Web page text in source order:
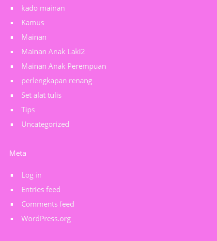
kado mainan
Kamus
Mainan
Mainan Anak Laki2
Mainan Anak Perempuan
perlengkapan renang
Set alat tulis
Tips
Uncategorized
Meta
Log in
Entries feed
Comments feed
WordPress.org